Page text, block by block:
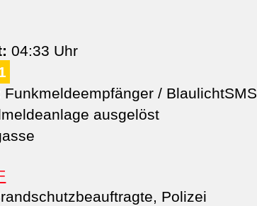
04:33 Uhr
Funkmeldeempfänger / BlaulichtSMS
ausgelöst
Polizei